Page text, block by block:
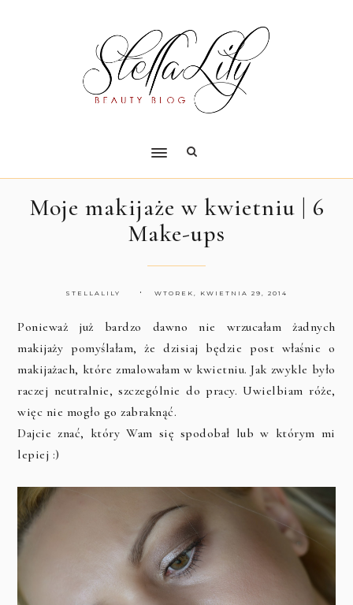
Moje makijaże w kwietniu | 6
Make-ups
STELLALILY WTOREK, KWIETNIA 29, 2014
Ponieważ już bardzo dawno nie wrzucałam żadnych
makijaży pomyślałam, że dzisiaj będzie post właśnie o
makijażach, które zmalowałam w kwietniu. Jak zwykle było
raczej neutralnie, szczególnie do pracy. Uwielbiam róże,
więc nie mogło go zabraknąć.
Dajcie znać, który Wam się spodobał lub w którym mi
lepiej :)